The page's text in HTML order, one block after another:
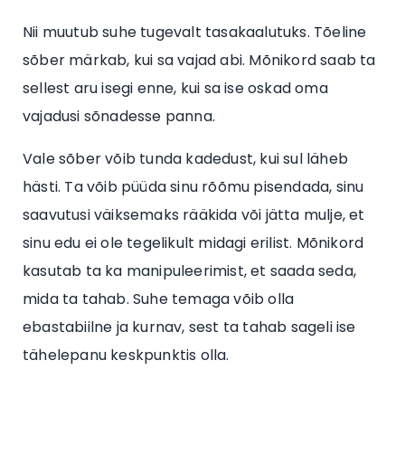
Nii muutub suhe tugevalt tasakaalutuks. Tõeline
sõber märkab, kui sa vajad abi. Mõnikord saab ta
sellest aru isegi enne, kui sa ise oskad oma
vajadusi sõnadesse panna.
Vale sõber võib tunda kadedust, kui sul läheb
hästi. Ta võib püüda sinu rõõmu pisendada, sinu
saavutusi väiksemaks rääkida või jätta mulje, et
sinu edu ei ole tegelikult midagi erilist. Mõnikord
kasutab ta ka manipuleerimist, et saada seda,
mida ta tahab. Suhe temaga võib olla
ebastabiilne ja kurnav, sest ta tahab sageli ise
tähelepanu keskpunktis olla.